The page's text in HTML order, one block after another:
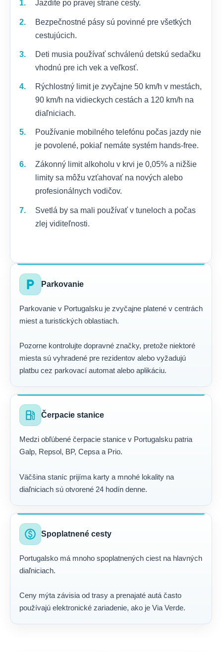
Jazdite po pravej strane cesty.
Bezpečnostné pásy sú povinné pre všetkých
cestujúcich.
Deti musia používať schválenú detskú sedačku
vhodnú pre ich vek a veľkosť.
Rýchlostný limit je zvyčajne 50 km/h v mestách,
90 km/h na vidieckych cestách a 120 km/h na
diaľniciach.
Používanie mobilného telefónu počas jazdy nie
je povolené, pokiaľ nemáte systém hands-free.
Zákonný limit alkoholu v krvi je 0,05% a nižšie
limity sa môžu vzťahovať na nových alebo
profesionálnych vodičov.
Svetlá by sa mali používať v tuneloch a počas
zlej viditeľnosti.
local_parking Parkovanie
Parkovanie v Portugalsku je zvyčajne platené v centrách
miest a turistických oblastiach.
Pozorne kontrolujte dopravné značky, pretože niektoré
miesta sú vyhradené pre rezidentov alebo vyžadujú
platbu cez parkovací automat alebo aplikáciu.
local_gas_station Čerpacie stanice
Medzi obľúbené čerpacie stanice v Portugalsku patria
Galp, Repsol, BP, Cepsa a Prio.
Väčšina staníc prijíma karty a mnohé lokality na
diaľniciach sú otvorené 24 hodín denne.
paid Spoplatnené cesty
Portugalsko má mnoho spoplatnených ciest na hlavných
diaľniciach.
Ceny mýta závisia od trasy a prenajaté autá často
používajú elektronické zariadenie, ako je Via Verde.